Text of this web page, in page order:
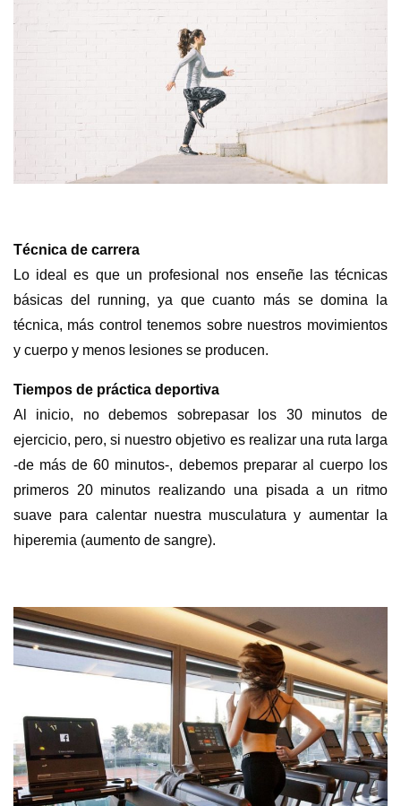
Técnica de carrera
Lo ideal es que un profesional nos enseñe las técnicas
básicas del running, ya que cuanto más se domina la
técnica, más control tenemos sobre nuestros movimientos
y cuerpo y menos lesiones se producen.
Tiempos de práctica deportiva
Al inicio, no debemos sobrepasar los 30 minutos de
ejercicio, pero, si nuestro objetivo es realizar una ruta larga
-de más de 60 minutos-, debemos preparar al cuerpo los
primeros 20 minutos realizando una pisada a un ritmo
suave para calentar nuestra musculatura y aumentar la
hiperemia (aumento de sangre).